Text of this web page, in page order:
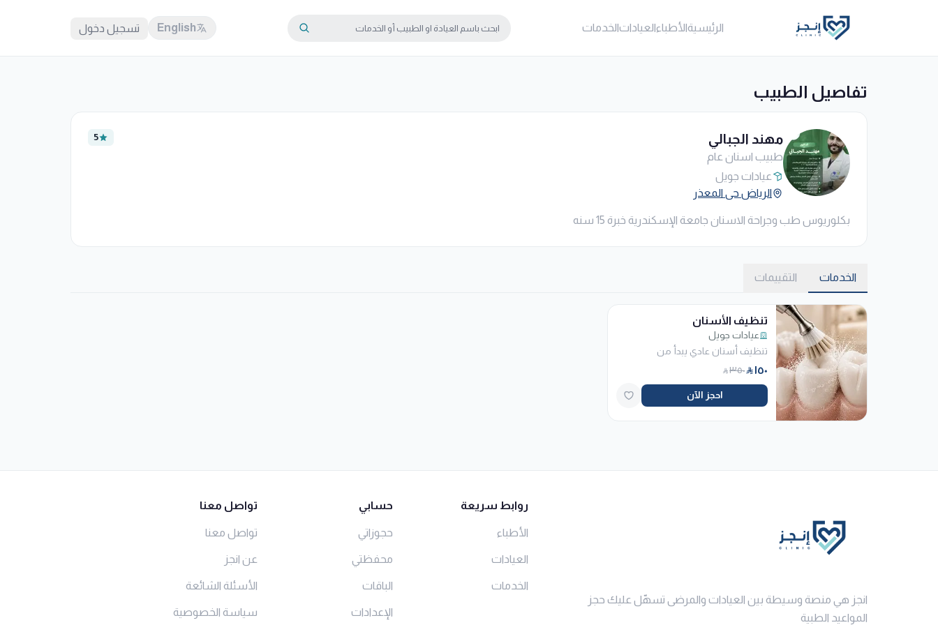
الرئيسيةالأطباءالعياداتالخدمات English تسجيل دخول
تفاصيل الطبيب
مهند الجبالي
طبيب اسنان عام
5
عيادات جويل
الرياض حى المعذر
بكلوريوس طب وجراحة الاسنان جامعة الإسكندرية خبرة 15 سنه
الخدمات التقييمات
تنظيف الأسنان
عيادات جويل
تنظيف أسنان عادي يبدأ من
١٥٠ ٣٥٠
احجز الآن
انجز هي منصة وسيطة بين العيادات والمرضى تسهّل عليك حجز
المواعيد الطبية
روابط سريعة
الأطباء
العيادات
الخدمات
حسابي
حجوزاتي
محفظتي
الباقات
الإعدادات
تواصل معنا
تواصل معنا
عن انجز
الأسئلة الشائعة
سياسة الخصوصية